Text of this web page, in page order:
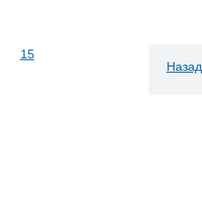
15
Назад